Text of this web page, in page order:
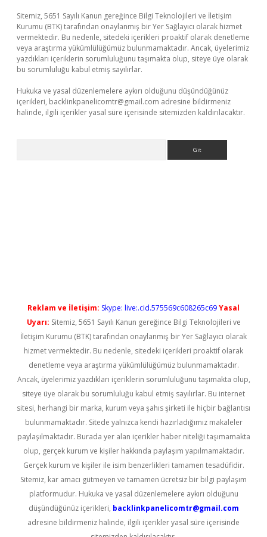
Sitemiz, 5651 Sayılı Kanun gereğince Bilgi Teknolojileri ve İletişim
Kurumu (BTK) tarafından onaylanmış bir Yer Sağlayıcı olarak hizmet
vermektedir. Bu nedenle, sitedeki içerikleri proaktif olarak denetleme
veya araştırma yükümlülüğümüz bulunmamaktadır. Ancak, üyelerimiz
yazdıkları içeriklerin sorumluluğunu taşımakta olup, siteye üye olarak
bu sorumluluğu kabul etmiş sayılırlar.
Hukuka ve yasal düzenlemelere aykırı olduğunu düşündüğünüz
içerikleri, backlinkpanelicomtr@gmail.com adresine bildirmeniz
halinde, ilgili içerikler yasal süre içerisinde sitemizden kaldırılacaktır.
Reklam ve İletişim: Skype: live:.cid.575569c608265c69Yasal
Uyarı: Sitemiz, 5651 Sayılı Kanun gereğince Bilgi Teknolojileri ve
İletişim Kurumu (BTK) tarafından onaylanmış bir Yer Sağlayıcı olarak
hizmet vermektedir. Bu nedenle, sitedeki içerikleri proaktif olarak
denetleme veya araştırma yükümlülüğümüz bulunmamaktadır.
Ancak, üyelerimiz yazdıkları içeriklerin sorumluluğunu taşımakta olup,
siteye üye olarak bu sorumluluğu kabul etmiş sayılırlar. Bu internet
sitesi, herhangi bir marka, kurum veya şahıs şirketi ile hiçbir bağlantısı
bulunmamaktadır. Sitede yalnızca kendi hazırladığımız makaleler
paylaşılmaktadır. Burada yer alan içerikler haber niteliği taşımamakta
olup, gerçek kurum ve kişiler hakkında paylaşım yapılmamaktadır.
Gerçek kurum ve kişiler ile isim benzerlikleri tamamen tesadüfidir.
Sitemiz, kar amacı gütmeyen ve tamamen ücretsiz bir bilgi paylaşım
platformudur. Hukuka ve yasal düzenlemelere aykırı olduğunu
düşündüğünüz içerikleri, backlinkpanelicomtr@gmail.com
adresine bildirmeniz halinde, ilgili içerikler yasal süre içerisinde